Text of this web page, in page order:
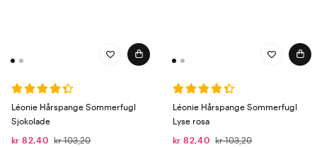
Léonie Hårspange Sommerfugl
Sjokolade
kr 82,40 kr 103,20
Léonie Hårspange Sommerfugl
Lyse rosa
kr 82,40 kr 103,20